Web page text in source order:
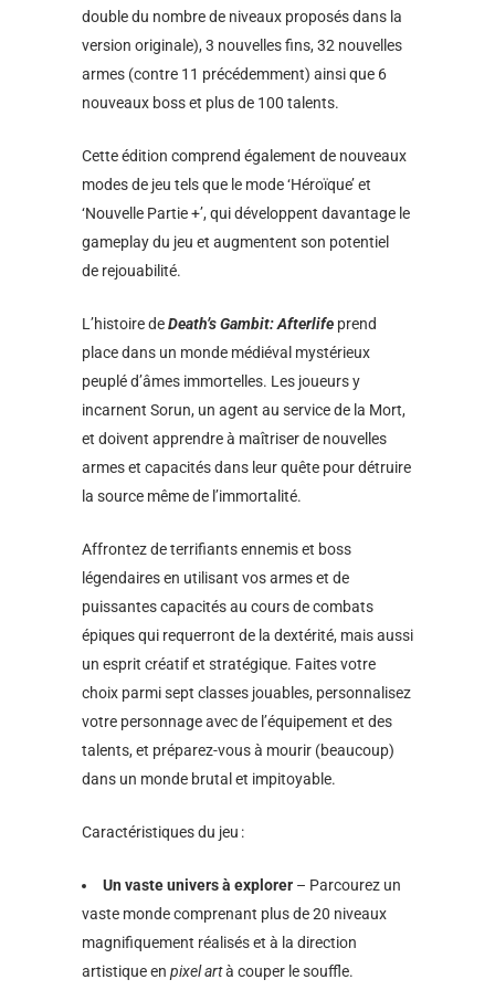
double du nombre de niveaux proposés dans la
version originale), 3 nouvelles fins, 32 nouvelles
armes (contre 11 précédemment) ainsi que 6
nouveaux boss et plus de 100 talents.
Cette édition comprend également de nouveaux
modes de jeu tels que le mode ‘Héroïque’ et
‘Nouvelle Partie +’, qui développent davantage le
gameplay du jeu et augmentent son potentiel
de rejouabilité.
L’histoire deDeath’s Gambit: Afterlife prend
place dans un monde médiéval mystérieux
peuplé d’âmes immortelles. Les joueurs y
incarnent Sorun, un agent au service de la Mort,
et doivent apprendre à maîtriser de nouvelles
armes et capacités dans leur quête pour détruire
la source même de l’immortalité.
Affrontez de terrifiants ennemis et boss
légendaires en utilisant vos armes et de
puissantes capacités au cours de combats
épiques qui requerront de la dextérité, mais aussi
un esprit créatif et stratégique. Faites votre
choix parmi sept classes jouables, personnalisez
votre personnage avec de l’équipement et des
talents, et préparez-vous à mourir (beaucoup)
dans un monde brutal et impitoyable.
Caractéristiques du jeu :
Un vaste univers à explorer – Parcourez un
vaste monde comprenant plus de 20 niveaux
magnifiquement réalisés et à la direction
artistique en pixel artà couper le souffle.